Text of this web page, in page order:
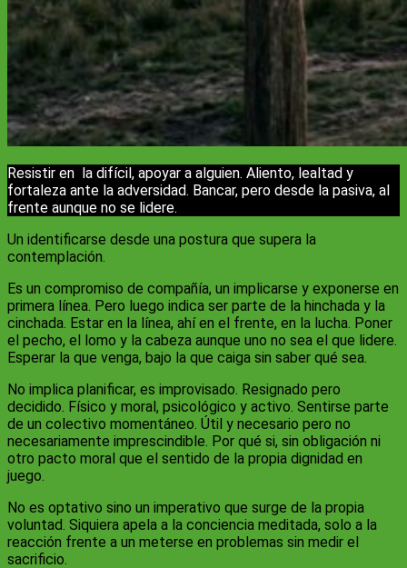
Resistir en la difícil, apoyar a alguien. Aliento, lealtad y
fortaleza ante la adversidad. Bancar, pero desde la pasiva, al
frente aunque no se lidere.
Un identificarse desde una postura que supera la
contemplación.
Es un compromiso de compañía, un implicarse y exponerse en
primera línea. Pero luego indica ser parte de la hinchada y la
cinchada. Estar en la línea, ahí en el frente, en la lucha. Poner
el pecho, el lomo y la cabeza aunque uno no sea el que lidere.
Esperar la que venga, bajo la que caiga sin saber qué sea.
No implica planificar, es improvisado. Resignado pero
decidido. Físico y moral, psicológico y activo. Sentirse parte
de un colectivo momentáneo. Útil y necesario pero no
necesariamente imprescindible. Por qué si, sin obligación ni
otro pacto moral que el sentido de la propia dignidad en
juego.
No es optativo sino un imperativo que surge de la propia
voluntad. Siquiera apela a la conciencia meditada, solo a la
reacción frente a un meterse en problemas sin medir el
sacrificio.